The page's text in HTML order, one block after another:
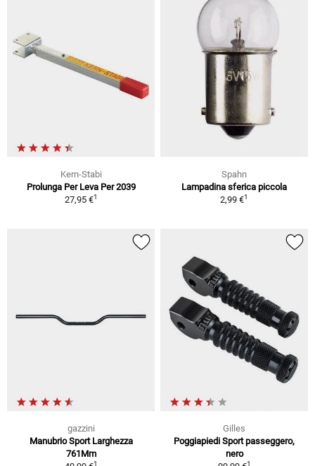
Kern-Stabi
Prolunga Per Leva Per 2039
27,95 €1
Spahn
Lampadina sferica piccola
2,99 €1
gazzini
Manubrio Sport Larghezza
761Mm
1
Gilles
Poggiapiedi Sport passeggero,
nero
1